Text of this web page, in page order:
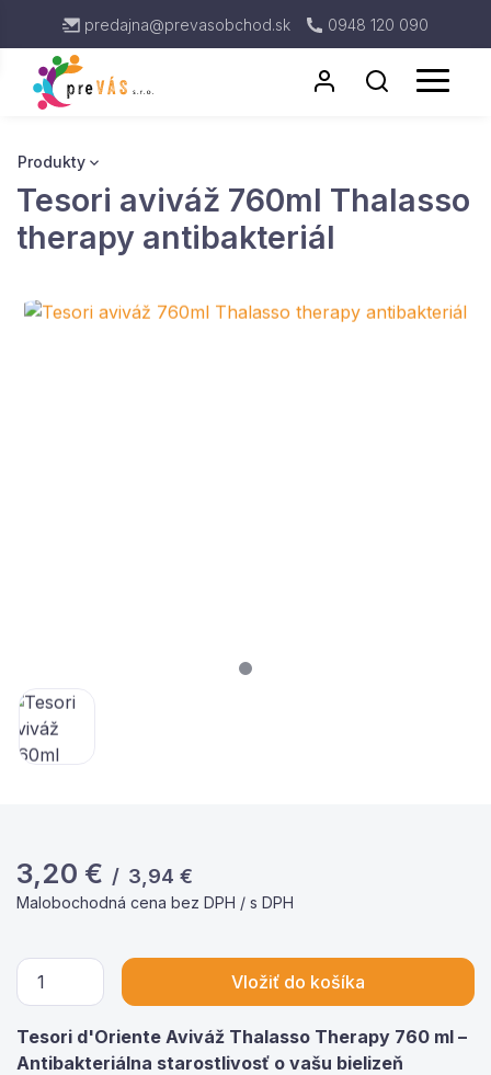
predajna@prevasobchod.sk 0948 120 090
Antigénové testy
Respirátor
Dávkovače
Produkty
Tesori aviváž 760ml Thalasso
therapy antibakteriál
3,20 € / 3,94 €
Malobochodná cena bez DPH / s DPH
Vložiť do košíka
Tesori d'Oriente Aviváž Thalasso Therapy 760 ml –
Antibakteriálna starostlivosť o vašu bielizeň